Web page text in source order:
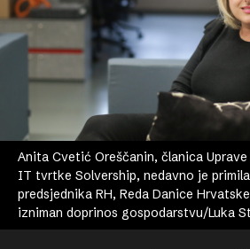
Anita Cvetić Oreščanin, članica
IT tvrtke Solvership, nedavno je
predsjednika RH, Reda Danice
izniman doprinos gospodarstvu/Luka